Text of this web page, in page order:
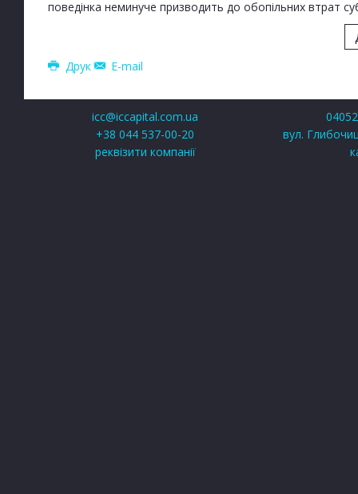
поведінка неминуче призводить до обопільних втрат
Друк E-mail
icc@iccapital.com.ua
+38 044 537-00-20
реквізити компанії
вул.